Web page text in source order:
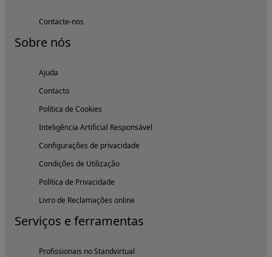
Contacte-nos
Sobre nós
Ajuda
Contacto
Política de Cookies
Inteligência Artificial Responsável
Configurações de privacidade
Condições de Utilização
Política de Privacidade
Livro de Reclamações online
Serviços e ferramentas
Profissionais no Standvirtual